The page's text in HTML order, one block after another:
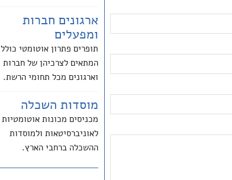
ארגונים חברות
ומפעלים
תופרים פתרון אוטומטי כולל
המתאים לצרכיהן של חברות
וארגונים מכל תחומי הרשת.
מוסדות השכלה
מכניסים מכונות אוטומטיות
לאוניברסיטאות ולמוסדות
ההשכלה ברחבי הארץ.